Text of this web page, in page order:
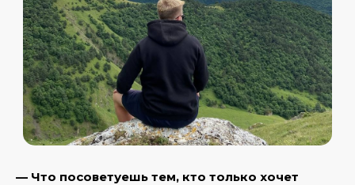
— Что посоветуешь тем, кто только хочет